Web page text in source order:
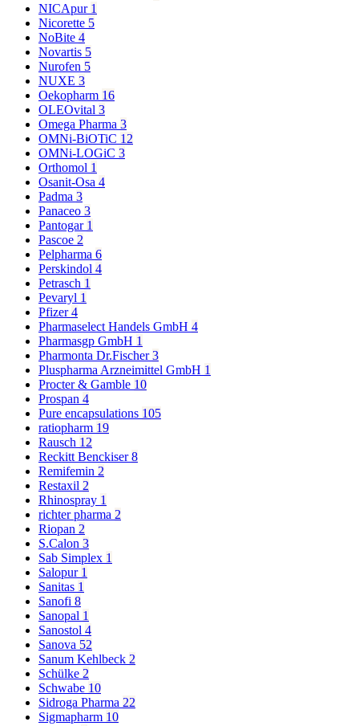
NICApur 1
Nicorette 5
NoBite 4
Novartis 5
Nurofen 5
NUXE 3
Oekopharm 16
OLEOvital 3
Omega Pharma 3
OMNi-BiOTiC 12
OMNi-LOGiC 3
Orthomol 1
Osanit-Osa 4
Padma 3
Panaceo 3
Pantogar 1
Pascoe 2
Pelpharma 6
Perskindol 4
Petrasch 1
Pevaryl 1
Pfizer4
Pharmaselect Handels GmbH 4
Pharmasgp GmbH 1
Pharmonta Dr.Fischer3
Pluspharma Arzneimittel GmbH 1
Procter & Gamble 10
Prospan 4
Pure encapsulations 105
ratiopharm 19
Rausch 12
Reckitt Benckiser8
Remifemin 2
Restaxil 2
Rhinospray 1
richter pharma 2
Riopan 2
S.Calon 3
Sab Simplex 1
Salopur 1
Sanitas 1
Sanofi 8
Sanopal 1
Sanostol 4
Sanova 52
Sanum Kehlbeck 2
Schülke 2
Schwabe 10
Sidroga Pharma 22
Sigmapharm 10